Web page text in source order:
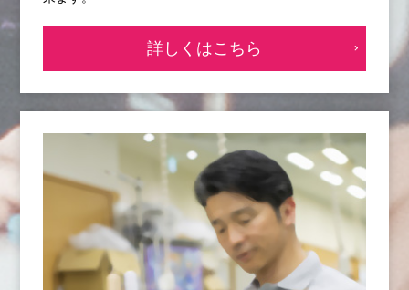
詳しくはこちら